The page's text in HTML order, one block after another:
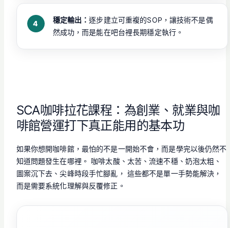
穩定輸出：逐步建立可重複的SOP，讓技術不是偶
然成功，而是能在吧台裡長期穩定執行。
SCA咖啡拉花課程：為創業、就業與咖
啡館營運打下真正能用的基本功
如果你想開咖啡館，最怕的不是一開始不會，而是學完以後仍然不
知道問題發生在哪裡。 咖啡太酸、太苦、流速不穩、奶泡太粗、
圖案沉下去、尖峰時段手忙腳亂， 這些都不是單一手勢能解決，
而是需要系統化理解與反覆修正。